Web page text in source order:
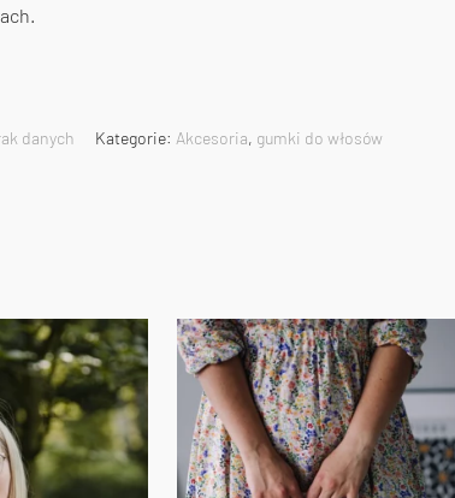
danych Kategorie: Akcesoria, gumki do włosów